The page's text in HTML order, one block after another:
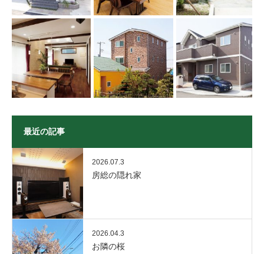
最近の記事
2026.07.3
房総の隠れ家
2026.04.3
お隣の桜